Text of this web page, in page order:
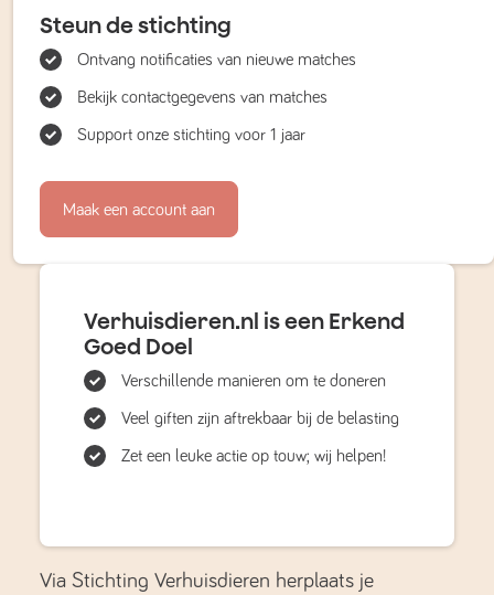
Steun de stichting
Ontvang notificaties van nieuwe matches
Bekijk contactgegevens van matches
Support onze stichting voor 1 jaar
Maak een account aan
Verhuisdieren.nl is een Erkend
Goed Doel
Verschillende manieren om te doneren
Veel giften zijn aftrekbaar bij de belasting
Zet een leuke actie op touw; wij helpen!
Via Stichting Verhuisdieren herplaats je